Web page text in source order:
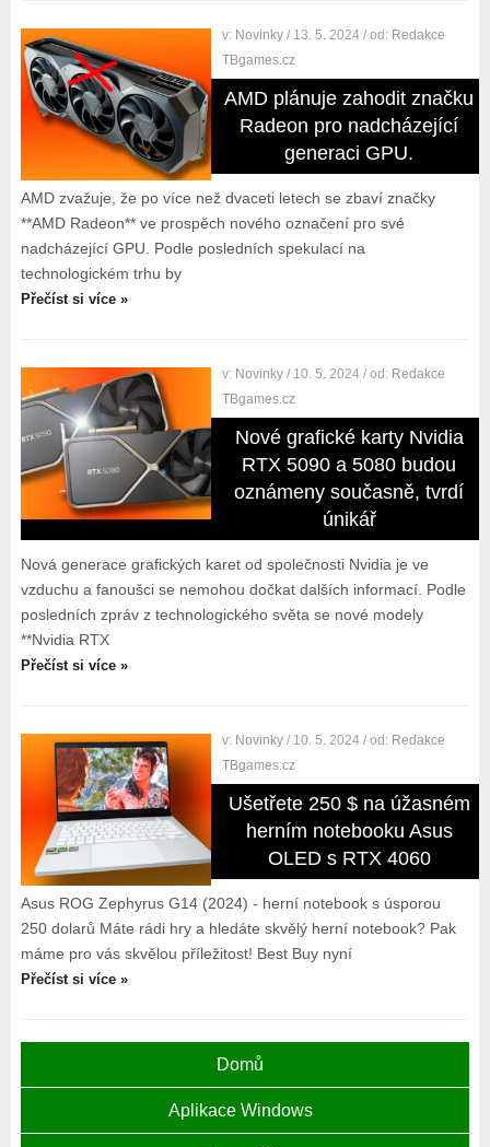
v: Novinky / 13. 5. 2024 / od: Redakce
TBgames.cz
AMD plánuje zahodit značku
Radeon pro nadcházející
generaci GPU.
AMD zvažuje, že po více než dvaceti letech se zbaví značky
**AMD Radeon** ve prospěch nového označení pro své
nadcházející GPU. Podle posledních spekulací na
technologickém trhu by
Přečíst si více »
v: Novinky / 10. 5. 2024 / od: Redakce
TBgames.cz
Nové grafické karty Nvidia
RTX 5090 a 5080 budou
oznámeny současně, tvrdí
únikář
Nová generace grafických karet od společnosti Nvidia je ve
vzduchu a fanoušci se nemohou dočkat dalších informací. Podle
posledních zpráv z technologického světa se nové modely
**Nvidia RTX
Přečíst si více »
v: Novinky / 10. 5. 2024 / od: Redakce
TBgames.cz
Ušetřete 250 $ na úžasném
herním notebooku Asus
OLED s RTX 4060
Asus ROG Zephyrus G14 (2024) - herní notebook s úsporou
250 dolarů Máte rádi hry a hledáte skvělý herní notebook? Pak
máme pro vás skvělou příležitost! Best Buy nyní
Přečíst si více »
Domů
Aplikace Windows